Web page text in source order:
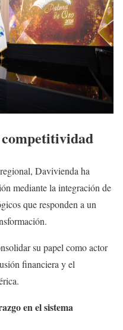
Davivienda ha
mediante la integración de
que responden a un
su papel como actor
financiera y el
en el sistema